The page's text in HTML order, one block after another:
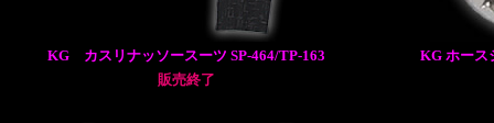
KG カスリナッソースーツ SP-464/TP-163
販売終了
KG ホー